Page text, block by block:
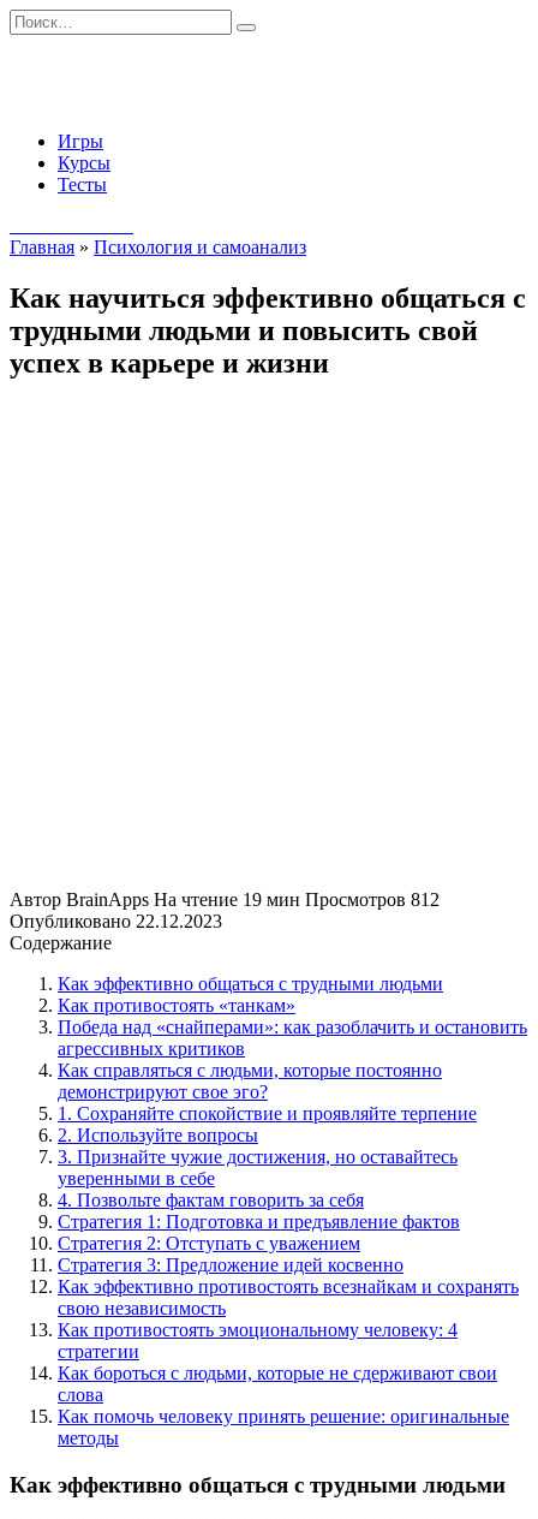
Перейти
к
Search
for:
Игры
Курсы
Тесты
Главная » Психология и самоанализ
Как научиться эффективно общаться с
трудными людьми и повысить свой
успех в карьере и жизни
Автор BrainApps На чтение 19 мин Просмотров 812
Опубликовано 22.12.2023
Содержание
Как эффективно общаться с трудными людьми
Как противостоять «танкам»
Победа над «снайперами»: как разоблачить и остановить
агрессивных критиков
Как справляться с людьми, которые постоянно
демонстрируют свое эго?
1. Сохраняйте спокойствие и проявляйте терпение
2. Используйте вопросы
3. Признайте чужие достижения, но оставайтесь
уверенными в себе
4. Позвольте фактам говорить за себя
Стратегия 1: Подготовка и предъявление фактов
Стратегия 2: Отступать с уважением
Стратегия 3: Предложение идей косвенно
Как эффективно противостоять всезнайкам и сохранять
свою независимость
Как противостоять эмоциональному человеку: 4
стратегии
Как бороться с людьми, которые не сдерживают свои
слова
Как помочь человеку принять решение: оригинальные
методы
Как эффективно общаться с трудными людьми